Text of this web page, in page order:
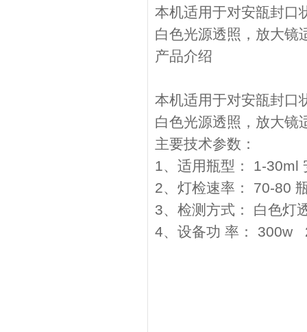
本机适用于对安瓿封口
白色光源透照，放大镜
产品介绍
本机适用于对安瓿封口
白色光源透照，放大镜
主要技术参数：
1、适用瓶型： 1-30ml
2、灯检速率： 70-
3、检测方式： 白色灯
4、设备功 率：